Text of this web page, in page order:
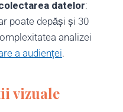
datelor:
poate depăși și 30
analizei
a audienței.
vizuale